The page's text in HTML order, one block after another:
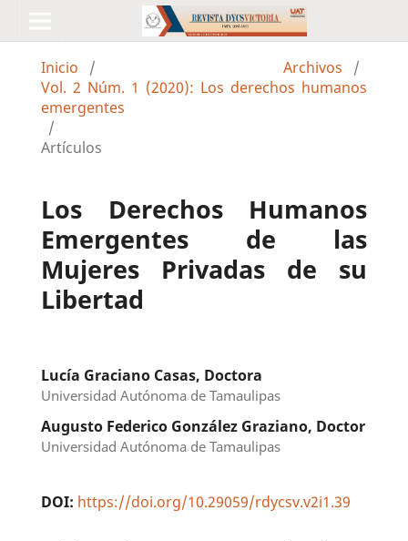
Inicio / Archivos
/
Vol. 2 Núm. 1 (2020): Los derechos humanos
emergentes
/
Artículos
Los Derechos Humanos
Emergentes de las
Mujeres Privadas de su
Libertad
Lucía Graciano Casas, Doctora
Universidad Autónoma de Tamaulipas
Augusto Federico González Graziano, Doctor
Universidad Autónoma de Tamaulipas
DOI: https://doi.org/10.29059/rdycsv.v2i1.39